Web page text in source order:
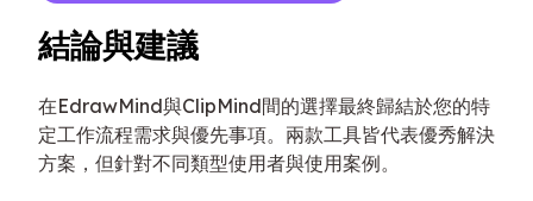
結論與建議
在EdrawMind與ClipMind間的選擇最終歸結於您的特
定工作流程需求與優先事項。兩款工具皆代表優秀解決
方案，但針對不同類型使用者與使用案例。